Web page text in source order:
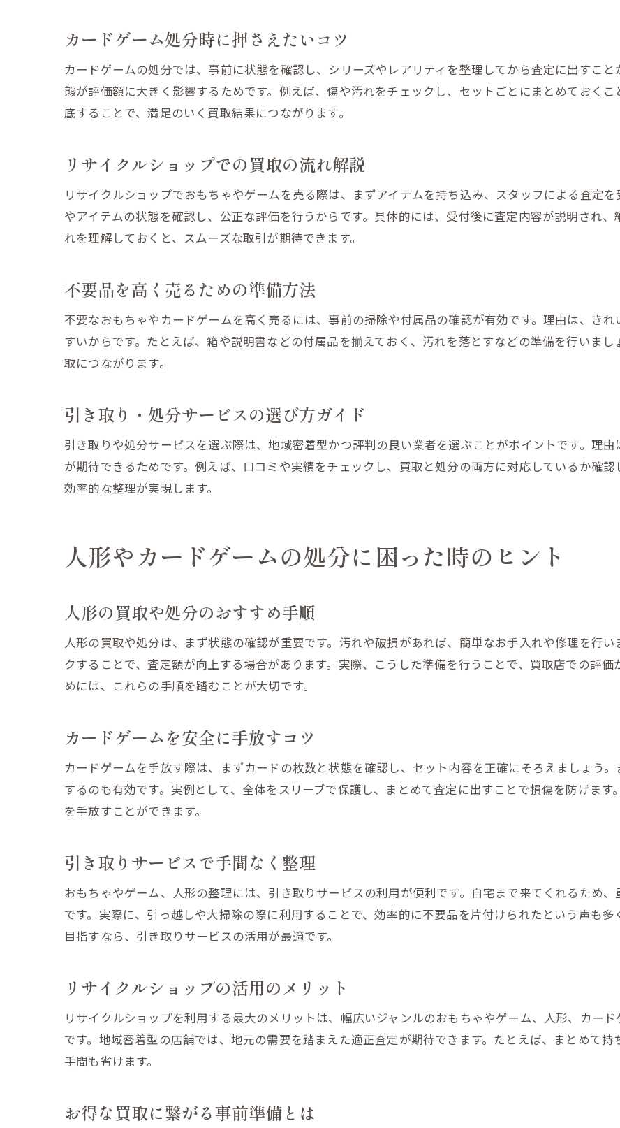
宅配買取のメリットと利用方法解説
大河原町で中古買取を活用するコツとは
効率的な引き取りサービスの選び方
買取前のチェックリストを活用しよう
カードゲームの価値を上げる保存法
おもちゃやゲームの買取体験談を紹介
買取や処分で生まれる空間の活用法
ゲームや人形の処分で失敗しないコツ
カードゲームを手放す最適なタイミング
カードゲームやおもちゃの引き取り活用術
カードゲーム一括引き取りのメリット
処分と買取サービスの使い分け方
不要品整理で快適な生活を叶えるコツ
カードゲーム処分時に押さえたいコツ
カードゲームの処分では、事前に状態を確認し、シリーズやレアリティを整理してから査定に出すこ
態が評価額に大きく影響するためです。例えば、傷や汚れをチェックし、セットごとにまとめておく
底することで、満足のいく買取結果につながります。
リサイクルショップでの買取の流れ解説
リサイクルショップでおもちゃやゲームを売る際は、まずアイテムを持ち込み、スタッフによる査定
やアイテムの状態を確認し、公正な評価を行うからです。具体的には、受付後に査定内容が説明され
れを理解しておくと、スムーズな取引が期待できます。
不要品を高く売るための準備方法
不要なおもちゃやカードゲームを高く売るには、事前の掃除や付属品の確認が有効です。理由は、き
すいからです。たとえば、箱や説明書などの付属品を揃えておく、汚れを落とすなどの準備を行いま
取につながります。
引き取り・処分サービスの選び方ガイド
引き取りや処分サービスを選ぶ際は、地域密着型かつ評判の良い業者を選ぶことがポイントです。理
が期待できるためです。例えば、口コミや実績をチェックし、買取と処分の両方に対応しているか確
効率的な整理が実現します。
人形やカードゲームの処分に困った時のヒント
人形の買取や処分のおすすめ手順
人形の買取や処分は、まず状態の確認が重要です。汚れや破損があれば、簡単なお手入れや修理を行
クすることで、査定額が向上する場合があります。実際、こうした準備を行うことで、買取店での評
めには、これらの手順を踏むことが大切です。
カードゲームを安全に手放すコツ
カードゲームを手放す際は、まずカードの枚数と状態を確認し、セット内容を正確にそろえましょう
するのも有効です。実例として、全体をスリーブで保護し、まとめて査定に出すことで損傷を防げま
を手放すことができます。
引き取りサービスで手間なく整理
おもちゃやゲーム、人形の整理には、引き取りサービスの利用が便利です。自宅まで来てくれるため
です。実際に、引っ越しや大掃除の際に利用することで、効率的に不要品を片付けられたという声も
目指すなら、引き取りサービスの活用が最適です。
リサイクルショップの活用のメリット
リサイクルショップを利用する最大のメリットは、幅広いジャンルのおもちゃやゲーム、人形、カー
です。地域密着型の店舗では、地元の需要を踏まえた適正査定が期待できます。たとえば、まとめて持
手間も省けます。
お得な買取に繋がる事前準備とは